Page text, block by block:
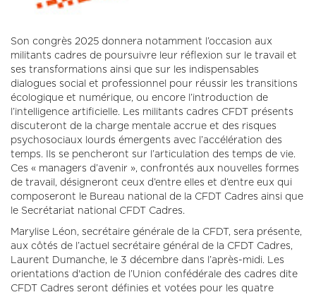
Son congrès 2025 donnera notamment l’occasion aux
militants cadres de poursuivre leur réflexion sur le travail et
ses transformations ainsi que sur les indispensables
dialogues social et professionnel pour réussir les transitions
écologique et numérique, ou encore l’introduction de
l’intelligence artificielle. Les militants cadres CFDT présents
discuteront de la charge mentale accrue et des risques
psychosociaux lourds émergents avec l’accélération des
temps. Ils se pencheront sur l’articulation des temps de vie.
Ces « managers d’avenir », confrontés aux nouvelles formes
de travail, désigneront ceux d’entre elles et d’entre eux qui
composeront le Bureau national de la CFDT Cadres ainsi que
le Secrétariat national CFDT Cadres.
Marylise Léon, secrétaire générale de la CFDT, sera présente,
aux côtés de l’actuel secrétaire général de la CFDT Cadres,
Laurent Dumanche, le 3 décembre dans l’après-midi. Les
orientations d'action de l’Union confédérale des cadres dite
CFDT Cadres seront définies et votées pour les quatre